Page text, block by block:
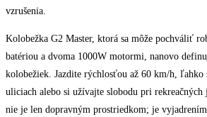
vzrušenia.
Kolobežka G2 Master, ktorá sa môže pochváliť
batériou a dvoma 1000W motormi, nanovo
kolobežiek. Jazdite rýchlosťou až 60 km/h, ľahko
uliciach alebo si užívajte slobodu pri rekreačných
nie je len dopravným prostriedkom; je